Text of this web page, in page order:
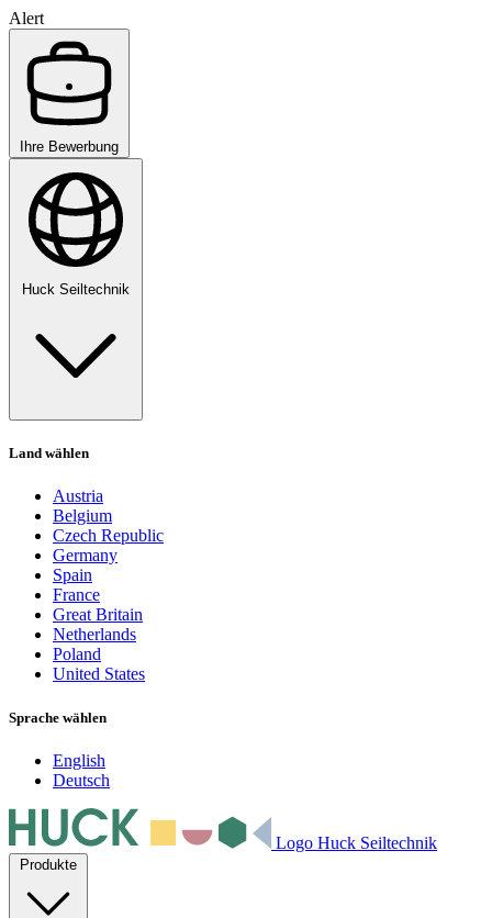
Alert
Ihre Bewerbung
Huck Seiltechnik
Land wählen
Austria
Belgium
Czech Republic
Germany
Spain
France
Great Britain
Netherlands
Poland
United States
Sprache wählen
English
Deutsch
Logo Huck Seiltechnik
Produkte